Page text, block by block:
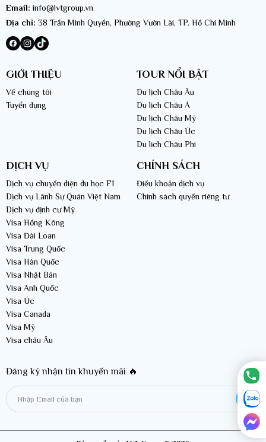
Email: info@lvtgroup.vn
Địa chỉ: 38 Trần Minh Quyền, Phường Vườn Lài, TP. Hồ Chí Minh
GIỚI THIỆU
Về chúng tôi
Tuyển dụng
TOUR NỔI BẬT
Du lịch Châu Âu
Du lịch Châu Á
Du lịch Châu Mỹ
Du lịch Châu Úc
Du lịch Châu Phi
DỊCH VỤ
Dịch vụ chuyển diện du học F1
Dịch vụ Lãnh Sự Quán Việt Nam
Dịch vụ định cư Mỹ
Visa Hồng Kông
Visa Đài Loan
Visa Trung Quốc
Visa Hàn Quốc
Visa Nhật Bản
Visa Anh Quốc
Visa Úc
Visa Canada
Visa Mỹ
Visa châu Âu
CHÍNH SÁCH
Điều khoản dịch vụ
Chính sách quyền riêng tư
Đăng ký nhận tin khuyến mãi 🔥